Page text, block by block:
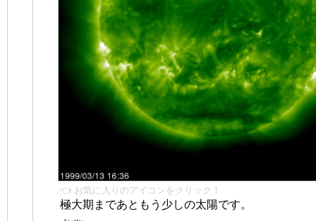
👈 お気に入りのアイコンをクリック！
極大期まであともう少しの太陽です。